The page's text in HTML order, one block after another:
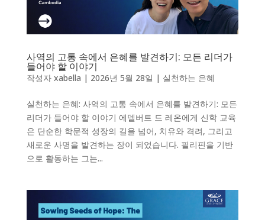
사역의 고통 속에서 은혜를 발견하기: 모든 리더가
들어야 할 이야기
작성자 xabella | 2026년 5월 28일 | 실천하는 은혜
실천하는 은혜: 사역의 고통 속에서 은혜를 발견하기: 모든
리더가 들어야 할 이야기 에델버트 드 레온에게 신학 교육
은 단순한 학문적 성장의 길을 넘어, 치유와 격려, 그리고
새로운 사명을 발견하는 장이 되었습니다. 필리핀을 기반
으로 활동하는 그는...